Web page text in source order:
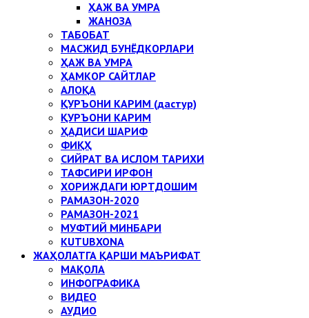
ҲАЖ ВА УМРА
ЖАНОЗА
ТАБОБАТ
МАСЖИД БУНЁДКОРЛАРИ
ҲАЖ ВА УМРА
ҲАМКОР САЙТЛАР
АЛОҚА
ҚУРЪОНИ КАРИМ (дастур)
ҚУРЪОНИ КАРИМ
ҲАДИСИ ШАРИФ
ФИҚҲ
СИЙРАТ ВА ИСЛОМ ТАРИХИ
ТАФСИРИ ИРФОН
ХОРИЖДАГИ ЮРТДОШИМ
РАМАЗОН-2020
РАМАЗОН-2021
МУФТИЙ МИНБАРИ
KUTUBXONA
ЖАҲОЛАТГА ҚАРШИ МАЪРИФАТ
МАҚОЛА
ИНФОГРАФИКА
ВИДЕО
АУДИО